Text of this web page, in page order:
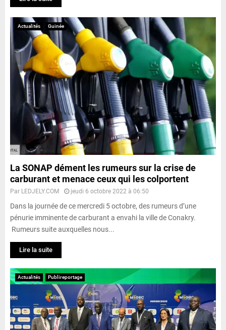
Actualités Guinée
La SONAP dément les rumeurs sur la crise de
carburant et menace ceux qui les colportent
Par LEDJELY.COM jeudi 6 octobre 2022 à 06:50
Dans la journée de ce mercredi 5 octobre, des rumeurs d’une
pénurie imminente de carburant a envahi la ville de Conakry.
Rumeurs suite auxquelles nous...
Lire la suite
Actualités Publireportage